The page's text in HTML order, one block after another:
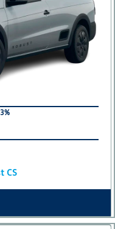
CS